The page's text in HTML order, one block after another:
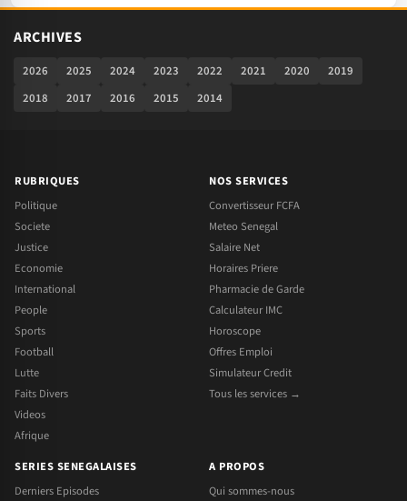
ARCHIVES
2026 2025 2024 2023 2022 2021 2020
2019
2018
2017 2016 2015 2014
RUBRIQUES
Politique
Societe
Justice
Economie
International
People
Sports
Football
Lutte
Faits Divers
Videos
Afrique
NOS SERVICES
Convertisseur FCFA
Meteo Senegal
Salaire Net
Horaires Priere
Pharmacie de Garde
Calculateur IMC
Horoscope
Offres Emploi
Simulateur Credit
Tous les services →
SERIES SENEGALAISES
Derniers Episodes
A PROPOS
Qui sommes-nous